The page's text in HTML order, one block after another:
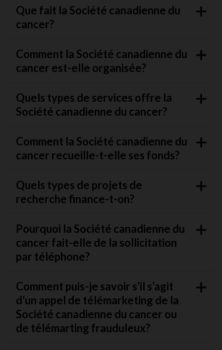
Que fait la Société canadienne du
cancer?
Comment la Société canadienne du
cancer est-elle organisée?
Quels types de services offre la
Société canadienne du cancer?
Comment la Société canadienne du
cancer recueille-t-elle ses fonds?
Quels types de projets de
recherche finance-t-on?
Pourquoi la Société canadienne du
cancer fait-elle de la sollicitation
par téléphone?
Comment puis-je savoir s’il s’agit
d’un appel de télémarketing de la
Société canadienne du cancer ou
de télémarting frauduleux?